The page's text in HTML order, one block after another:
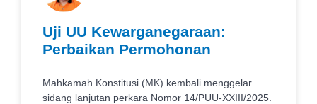
Uji UU Kewarganegaraan:
Perbaikan Permohonan
Mahkamah Konstitusi (MK) kembali menggelar
sidang lanjutan perkara Nomor 14/PUU-XXIII/2025.